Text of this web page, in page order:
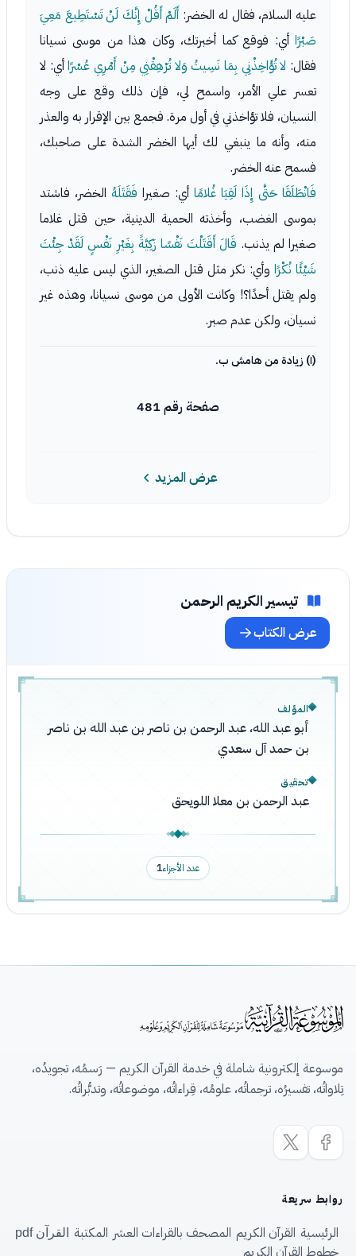
عليه السلام، فقال له الخضر: أَلَمْ أَقُلْ إِنَّكَ لَنْ تَسْتَطِيعَ مَعِيَ
صَبْرًا أي: فوقع كما أخبرتك، وكان هذا من موسى نسيانا
فقال: لا تُؤَاخِذْنِي بِمَا نَسِيتُ وَلا تُرْهِقْنِي مِنْ أَمْرِي عُسْرًاأي: لا
تعسر علي الأمر، واسمح لي، فإن ذلك وقع على وجه
النسيان، فلا تؤاخذني في أول مرة. فجمع بين الإقرار به والعذر
منه، وأنه ما ينبغي لك أيها الخضر الشدة على صاحبك،
فسمح عنه الخضر.
فَانْطَلَقَا حَتَّى إِذَا لَقِيَا غُلامًا أي: صغيرا فَقَتَلَهُ الخضر، فاشتد
بموسى الغضب، وأخذته الحمية الدينية، حين قتل غلاما
صغيرا لم يذنب. قَالَ أَقَتَلْتَ نَفْسًا زَكِيَّةً بِغَيْرِ نَفْسٍ لَقَدْ جِئْتَ
شَيْئًا نُكْرًا وأي: نكر مثل قتل الصغير، الذي ليس عليه ذنب،
ولم يقتل أحدًا؟! وكانت الأولى من موسى نسيانا، وهذه غير
نسيان، ولكن عدم صبر.
(١) زيادة من هامش ب.
صفحة رقم 481
عرض المزيد
تيسير الكريم الرحمن
عرض الكتاب
المؤلف
أبو عبد الله، عبد الرحمن بن ناصر بن عبد الله بن ناصر
بن حمد آل سعدي
تحقيق
عبد الرحمن بن معلا اللويحق
عدد الأجزاء1
موسوعة إلكترونية شاملة في خدمة القرآن الكريم — رَسمُه، تجويدُه،
تِلاواتُه، تفسيرُه، ترجماتُه، علومُه، قِراءاتُه، موضوعاتُه، وتدبُّراتُه.
روابط سريعة
الرئيسية القرآن الكريم المصحف بالقراءات العشر المكتبة القرآن pdf